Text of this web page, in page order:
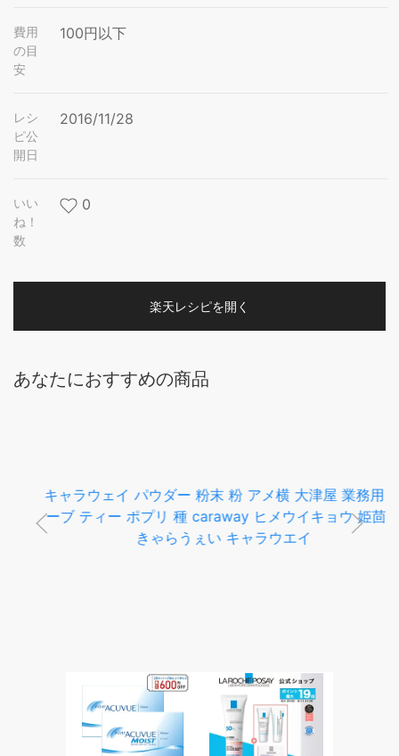
費用
の目
安
100円以下
レシ
ピ公
開日
2016/11/28
いい
ね！
数
0
楽天レシピを開く
あなたにおすすめの商品
きゃらうぇい キャラウエイ